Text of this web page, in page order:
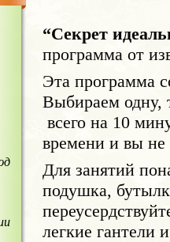
“Секрет
программа от
Эта программа
Выбираем одну,
всего на 10
времени и вы не
Для занятий
подушка,
легкие гантели